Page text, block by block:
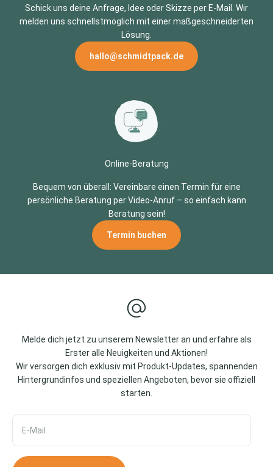
Schick uns deine Anfrage, Idee oder Skizze per E-Mail. Wir
melden uns schnellstmöglich mit einer maßgeschneiderten
Lösung.
hallo@schmidtpack.de
Online-Beratung
Bequem von überall: Vereinbare einen Termin für eine
persönliche Beratung per Video-Anruf – so einfach kann
Beratung sein!
Termin buchen
Melde dich jetzt zu unserem Newsletter an und erfahre als
Erster alle Neuigkeiten und Aktionen!
Wir versorgen dich exklusiv mit Produkt-Updates, spannenden
Hintergrundinfos und speziellen Angeboten, bevor sie offiziell
starten.
E-Mail